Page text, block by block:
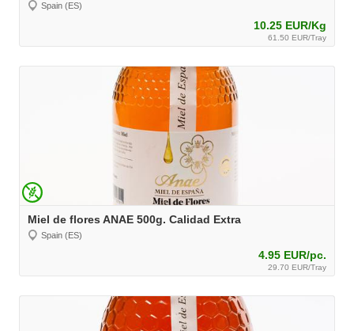
Spain (ES)
10.25 EUR/Kg
61.50 EUR/Tray
Miel de flores ANAE 500g. Calidad Extra
Spain (ES)
4.95 EUR/pc.
29.70 EUR/Tray